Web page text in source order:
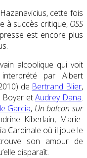
cette fois
à succès critique, OSS
est encore plus
alcoolique qui voit
par Albert
de Bertrand Blier,
Boyer etAudrey Dana.
Garcia, Un balcon sur
Kiberlain, Marie-
Cardinale où il joue le
son amour de
disparaît.